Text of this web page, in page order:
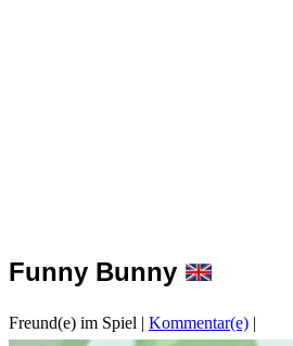
Funny Bunny
Freund(e) im Spiel | Kommentar(e) |